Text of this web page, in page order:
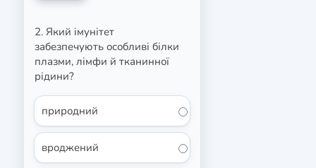
2. Який імунітет
забезпечують особливі білки
плазми, лімфи й тканинної
рідини?
природний
вроджений